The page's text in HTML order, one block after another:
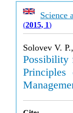
Science
(2015, 1)
Solovev V.
Possibility
Principles